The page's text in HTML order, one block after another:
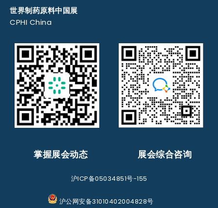
世界制药原料中国展
CPHI China
掌握展会动态 展会综合咨询
沪ICP备05034851号-155
沪公网安备31010402004828号